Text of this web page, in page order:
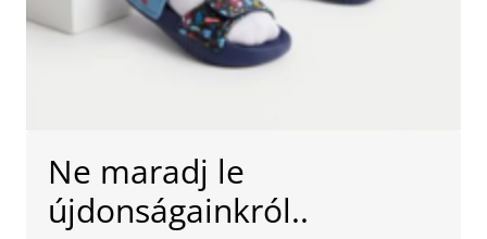
Ne maradj le
újdonságainkról..